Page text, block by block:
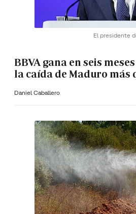
El presidente
BBVA gana en seis
la caída de Maduro más
Daniel Caballero